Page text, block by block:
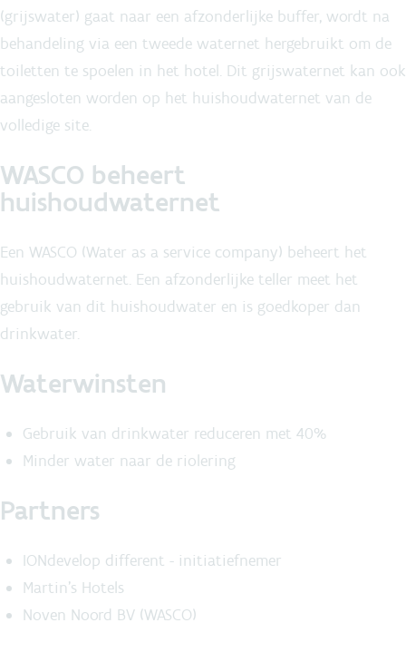
(grijswater) gaat naar een afzonderlijke buffer, wordt na
behandeling via een tweede waternet hergebruikt om de
toiletten te spoelen in het hotel. Dit grijswaternet kan ook
aangesloten worden op het huishoudwaternet van de
volledige site.
WASCO beheert
huishoudwaternet
Een WASCO (Water as a service company) beheert het
huishoudwaternet. Een afzonderlijke teller meet het
gebruik van dit huishoudwater en is goedkoper dan
drinkwater.
Waterwinsten
Gebruik van drinkwater reduceren met 40%
Minder water naar de riolering
Partners
IONdevelop different - initiatiefnemer
Martin's Hotels
Noven Noord BV (WASCO)